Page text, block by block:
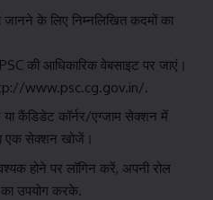
जानने के लिए निम्नलिखित कदमों का
की आधिकारिक वेबसाइट पर जाएं।
www.psc.cg.gov.in/.
या कैंडिडेट कॉर्नर/एग्जाम सेक्शन में
एक सेक्शन खोजें।
होने पर लॉगिन करें, अपनी रोल
का उपयोग करके.